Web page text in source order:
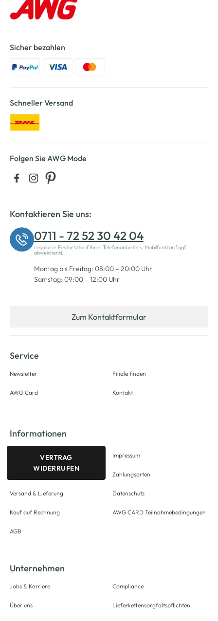
Sicher bezahlen
Schneller Versand
Folgen Sie AWG Mode
Kontaktieren Sie uns:
0711 - 72 52 30 42 04
regulärer Festnetztarif Ihres Telefonanbieters, Mobilfunktarif ggf.
abweichend.
Montag bis Freitag: 08:00 – 20:00 Uhr
Samstag: 09:00 – 12:00 Uhr
Zum Kontaktformular
Service
Newsletter
AWG Card
Filiale finden
Kontakt
Informationen
VERTRAG
WIDERRUFEN
Versand & Lieferung
Kauf auf Rechnung
AGB
Impressum
Zahlungsarten
Datenschutz
AWG CARD Teilnahmebedingungen
Unternehmen
Jobs & Karriere
Über uns
Compliance
Lieferkettensorgfaltspflichten